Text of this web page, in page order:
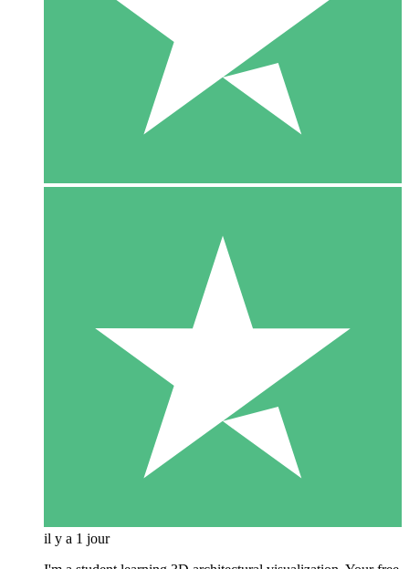
il y a 1 jour